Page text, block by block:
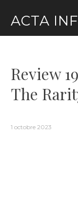
content
ACTA
Review
The
1 octobre 2023